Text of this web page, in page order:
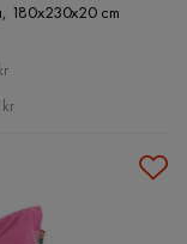
180x230x20 cm